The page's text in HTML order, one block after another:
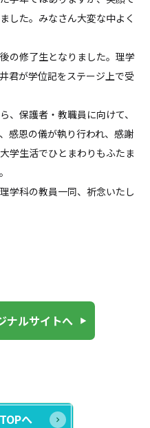
した。みなさん大変な中よく
の修了生となりました。理学
君が学位記をステージ上で受
保護者・教職員に向けて、
感恩の儀が執り行われ、感謝
学生活でひとまわりもふたま
学科の教員一同、祈念いたし
ナルサイトへ
へ